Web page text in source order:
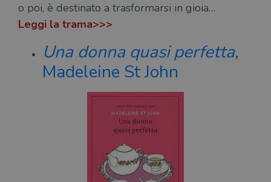
o poi, è destinato a trasformarsi in gioia…
Leggi la trama>>>
Una donna quasi perfetta,
Madeleine St John